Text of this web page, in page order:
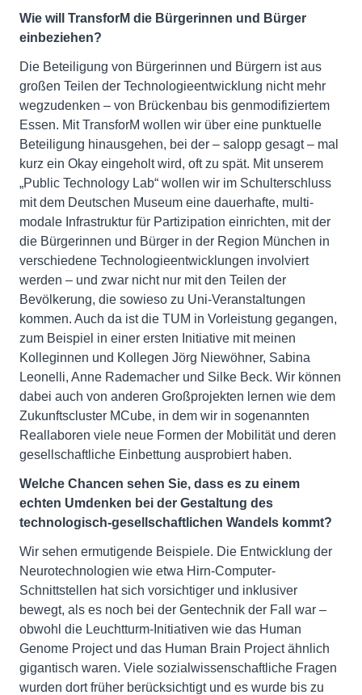
Wie will TransforM die Bürgerinnen und Bürger
einbeziehen?
Die Beteiligung von Bürgerinnen und Bürgern ist aus
großen Teilen der Technologieentwicklung nicht mehr
wegzudenken – von Brückenbau bis genmodifiziertem
Essen. Mit TransforM wollen wir über eine punktuelle
Beteiligung hinausgehen, bei der – salopp gesagt – mal
kurz ein Okay eingeholt wird, oft zu spät. Mit unserem
„Public Technology Lab“ wollen wir im Schulterschluss
mit dem Deutschen Museum eine dauerhafte, multi-
modale Infrastruktur für Partizipation einrichten, mit der
die Bürgerinnen und Bürger in der Region München in
verschiedene Technologieentwicklungen involviert
werden – und zwar nicht nur mit den Teilen der
Bevölkerung, die sowieso zu Uni-Veranstaltungen
kommen. Auch da ist die TUM in Vorleistung gegangen,
zum Beispiel in einer ersten Initiative mit meinen
Kolleginnen und Kollegen Jörg Niewöhner, Sabina
Leonelli, Anne Rademacher und Silke Beck. Wir können
dabei auch von anderen Großprojekten lernen wie dem
Zukunftscluster MCube, in dem wir in sogenannten
Reallaboren viele neue Formen der Mobilität und deren
gesellschaftliche Einbettung ausprobiert haben.
Welche Chancen sehen Sie, dass es zu einem
echten Umdenken bei der Gestaltung des
technologisch-gesellschaftlichen Wandels kommt?
Wir sehen ermutigende Beispiele. Die Entwicklung der
Neurotechnologien wie etwa Hirn-Computer-
Schnittstellen hat sich vorsichtiger und inklusiver
bewegt, als es noch bei der Gentechnik der Fall war –
obwohl die Leuchtturm-Initiativen wie das Human
Genome Project und das Human Brain Project ähnlich
gigantisch waren. Viele sozialwissenschaftliche Fragen
wurden dort früher berücksichtigt und es wurde bis zu